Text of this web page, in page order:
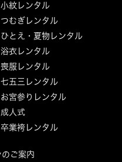
小紋レンタル
つむぎレンタル
ひとえ・夏物レンタル
浴衣レンタル
喪服レンタル
七五三レンタル
お宮参りレンタル
成人式
卒業袴レンタル
ご案内